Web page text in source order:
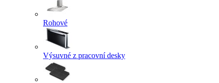
Rohové
Výsuvné z pracovní desky